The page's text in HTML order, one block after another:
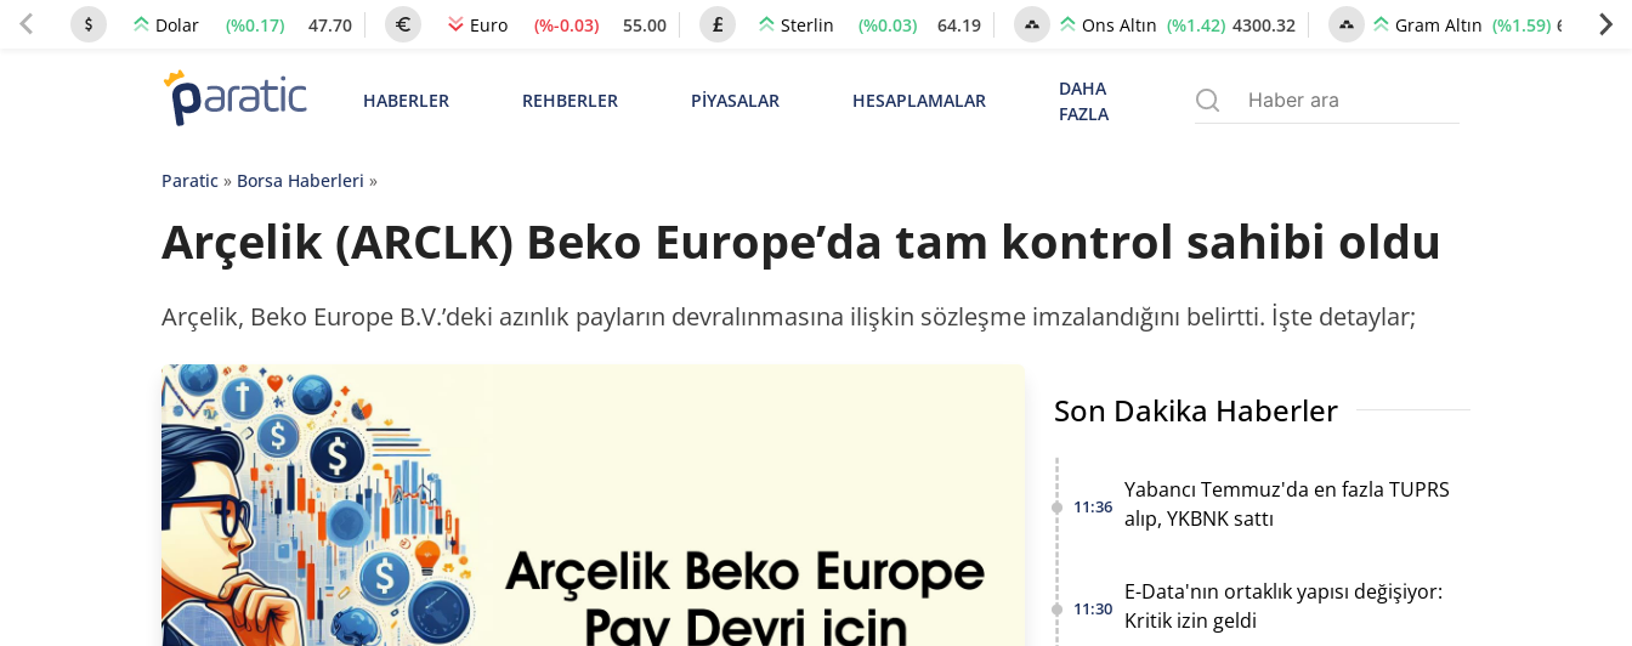
Dolar (%0.17) 47.70 Euro (%-0.03) 55.00 Sterlin (%0.03) 64.19 Ons Altın (%1.42) 4300.32 Gram Altın (%1.59) 6595.96
HABERLER REHBERLER PİYASALAR HESAPLAMALAR
DAHA
FAZLA
Paratic» Borsa Haberleri »
Arçelik (ARCLK) Beko Europe’da tam kontrol sahibi oldu
Arçelik, Beko Europe B.V.’deki azınlık payların devralınmasına ilişkin sözleşme imzalandığını belirtti. İşte detaylar;
Son Dakika Haberler
11:36
Yabancı Temmuz'da en fazla TUPRS
alıp, YKBNK sattı
11:30
E-Data'nın ortaklık yapısı değişiyor:
Kritik izin geldi